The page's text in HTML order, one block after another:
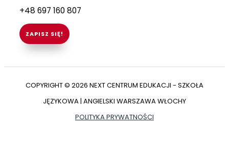
+48 697 160 807
ZAPISZ SIĘ!
COPYRIGHT © 2026 NEXT CENTRUM EDUKACJI - SZKOŁA
JĘZYKOWA | ANGIELSKI WARSZAWA WŁOCHY
POLITYKA PRYWATNOŚCI